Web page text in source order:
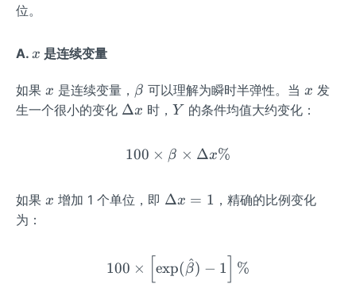
x,\c
dot]
位。
A. x
x 是连续变量
如果 x
x 是连续变量， \b
et
β 可以理解为瞬时半弹性。当x
x 发
生一个很小的变化 \D
a x
Δx 时， Y
Y 的条件均值大约变化：
100 × β × Δx%
如果 x
x 增加 1 个单位，即 \D
Δx = 1 ，精确的比例变化
为：
100 × [exp(β
^) − 1 %